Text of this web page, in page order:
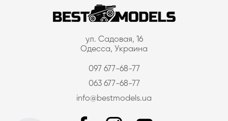
ул. Садовая, 16
Одесса, Украина
097 677-68-77
063 677-68-77
info@bestmodels.ua